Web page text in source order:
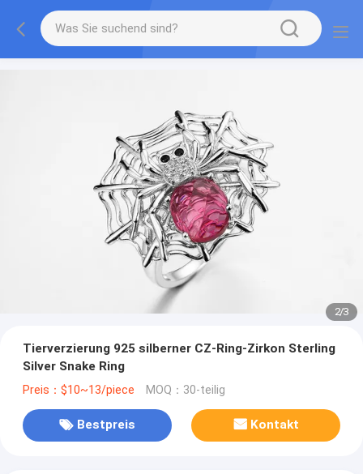
2/3
Tierverzierung 925 silberner CZ-Ring-Zirkon Sterling
Silver Snake Ring
Preis：$10~13/piece MOQ：30-teilig
Bestpreis Kontakt